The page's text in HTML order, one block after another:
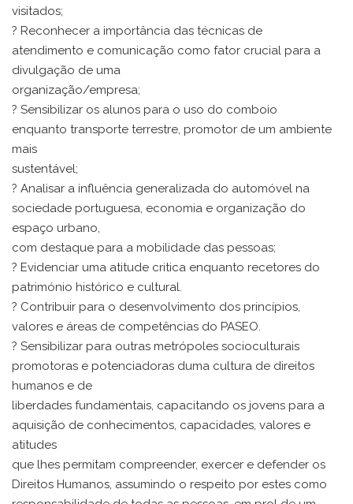
visitados;
? Reconhecer a importância das técnicas de
atendimento e comunicação como fator crucial para a
divulgação de uma
organização/empresa;
? Sensibilizar os alunos para o uso do comboio
enquanto transporte terrestre, promotor de um ambiente
mais
sustentável;
? Analisar a influência generalizada do automóvel na
sociedade portuguesa, economia e organização do
espaço urbano,
com destaque para a mobilidade das pessoas;
? Evidenciar uma atitude critica enquanto recetores do
património histórico e cultural.
? Contribuir para o desenvolvimento dos princípios,
valores e áreas de competências do PASEO.
? Sensibilizar para outras metrópoles socioculturais
promotoras e potenciadoras duma cultura de direitos
humanos e de
liberdades fundamentais, capacitando os jovens para a
aquisição de conhecimentos, capacidades, valores e
atitudes
que lhes permitam compreender, exercer e defender os
Direitos Humanos, assumindo o respeito por estes como